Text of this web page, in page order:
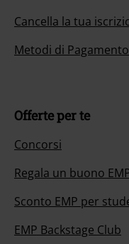
Cancella la tua
Metodi di Pagamento
Offerte per te
Concorsi
Regala un buono
Sconto EMP per
EMP Backstage Club